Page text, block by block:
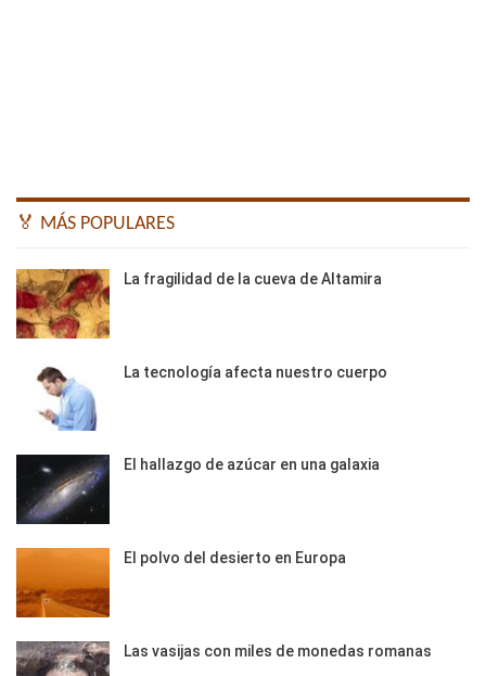
🏅 MÁS POPULARES
La fragilidad de la cueva de Altamira
La tecnología afecta nuestro cuerpo
El hallazgo de azúcar en una galaxia
El polvo del desierto en Europa
Las vasijas con miles de monedas romanas